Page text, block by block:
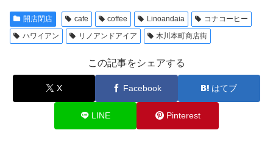
開店閉店 cafe coffee Linoandaia
コナコーヒー
ハワイアン
リノアンドアイア 木川本町商店街
この記事をシェアする
X Facebook はてブ
LINE Pinterest